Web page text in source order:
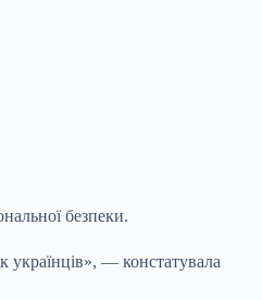
безпеки.
українців», — констатувала